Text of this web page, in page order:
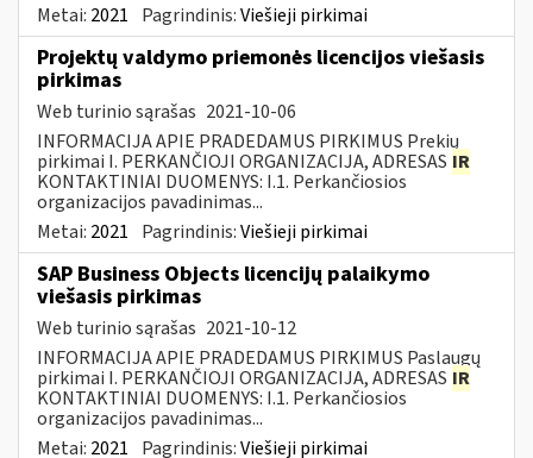
Metai: 2021 Pagrindinis:Viešieji pirkimai
Projektų valdymo priemonės licencijos viešasis
pirkimas
Web turinio sąrašas 2021-10-06
INFORMACIJA APIE PRADEDAMUS PIRKIMUS Prekių
pirkimai I. PERKANČIOJI ORGANIZACIJA, ADRESAS IR
KONTAKTINIAI DUOMENYS: I.1. Perkančiosios
organizacijos pavadinimas...
Metai: 2021 Pagrindinis:Viešieji pirkimai
SAP Business Objects licencijų palaikymo
viešasis pirkimas
Web turinio sąrašas 2021-10-12
INFORMACIJA APIE PRADEDAMUS PIRKIMUS Paslaugų
pirkimai I. PERKANČIOJI ORGANIZACIJA, ADRESAS IR
KONTAKTINIAI DUOMENYS: I.1. Perkančiosios
organizacijos pavadinimas...
Metai: 2021 Pagrindinis:Viešieji pirkimai